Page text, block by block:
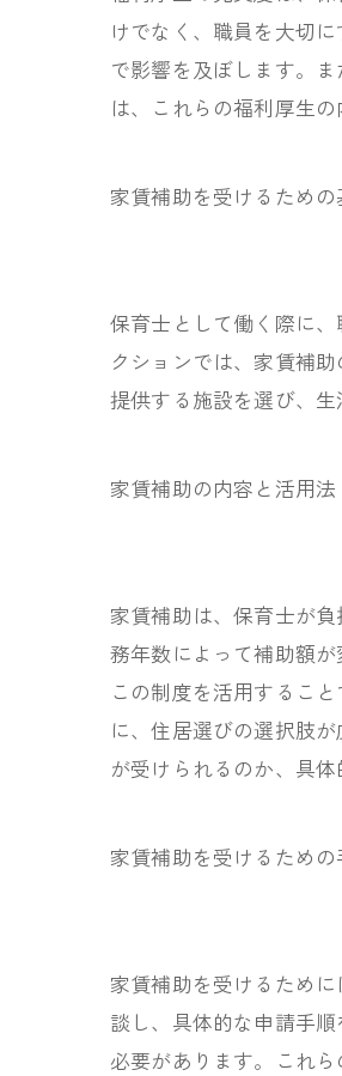
けでなく、職員を大切
で影響を及ぼします。
は、これらの福利厚生
家賃補助を受けるため
保育士として働く際に
クションでは、家賃補
提供する施設を選び、
家賃補助の内容と活用法
家賃補助は、保育士が
務年数によって補助額
この制度を活用するこ
に、住居選びの選択肢
が受けられるのか、具
家賃補助を受けるための
家賃補助を受けるため
談し、具体的な申請手
必要があります。これ